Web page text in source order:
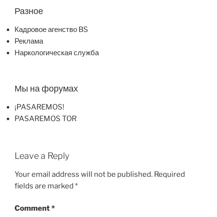
Разное
Кадровое агенство BS
Реклама
Наркологическая служба
Мы на форумах
¡PASAREMOS!
PASAREMOS TOR
Leave a Reply
Your email address will not be published. Required
fields are marked *
Comment*